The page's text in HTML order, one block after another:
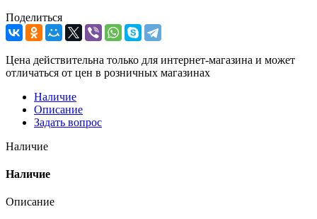
Поделиться
Цена действительна только для интернет-магазина и может
отличаться от цен в розничных магазинах
Наличие
Описание
Задать вопрос
Наличие
Наличие
Описание